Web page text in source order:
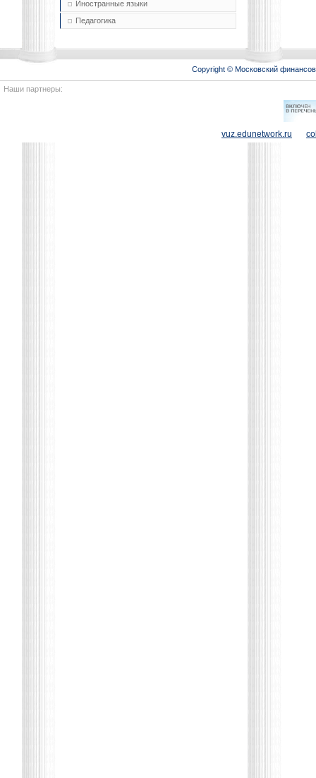
Иностранные языки
Педагогика
Copyright © Московский
Наши партнеры:
vuz.edunetwork.ru